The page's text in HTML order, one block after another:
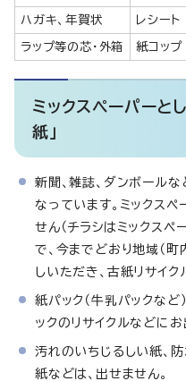
ハガキ、年賀状 レシート
ラップ等の芯・外箱 紙コップ
ミックスペーパーと
紙」
新聞、雑誌、ダンボール
なっています。ミックス
せん（チラシはミックスペ
で、今までどおり地域（
しいただき、古紙リサイク
紙パック（牛乳パックなど
ックのリサイクルなどにお
汚れのいちじるしい紙、
紙などは、出せません。